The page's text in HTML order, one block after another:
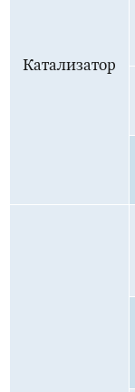
Катализатор